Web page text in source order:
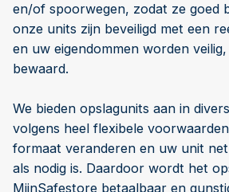
en/of spoorwegen, zodat ze goed
onze units zijn beveiligd met een
en uw eigendommen worden
bewaard.
We bieden opslagunits aan in
volgens heel flexibele
formaat veranderen en uw unit
als nodig is. Daardoor wordt het
MijnSafestore betaalbaar en